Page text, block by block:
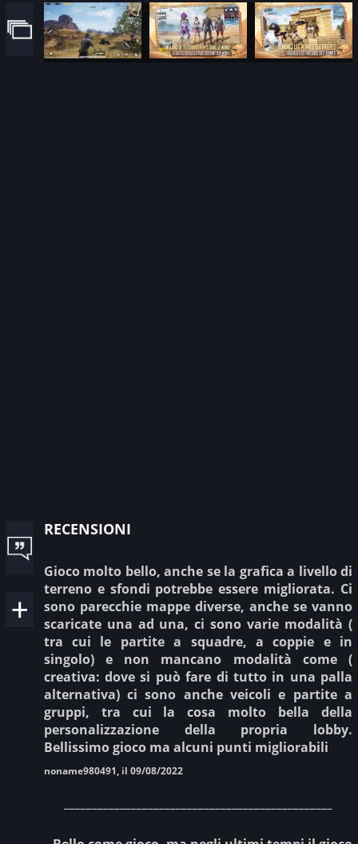
recensioni
Gioco molto bello, anche se la grafica a livello di
terreno e sfondi potrebbe essere migliorata. Ci
sono parecchie mappe diverse, anche se vanno
scaricate una ad una, ci sono varie modalità (
tra cui le partite a squadre, a coppie e in
singolo) e non mancano modalità come (
creativa: dove si può fare di tutto in una palla
alternativa) ci sono anche veicoli e partite a
gruppi, tra cui la cosa molto bella della
personalizzazione della propria lobby.
Bellissimo gioco ma alcuni punti migliorabili
noname980491, il 09/08/2022